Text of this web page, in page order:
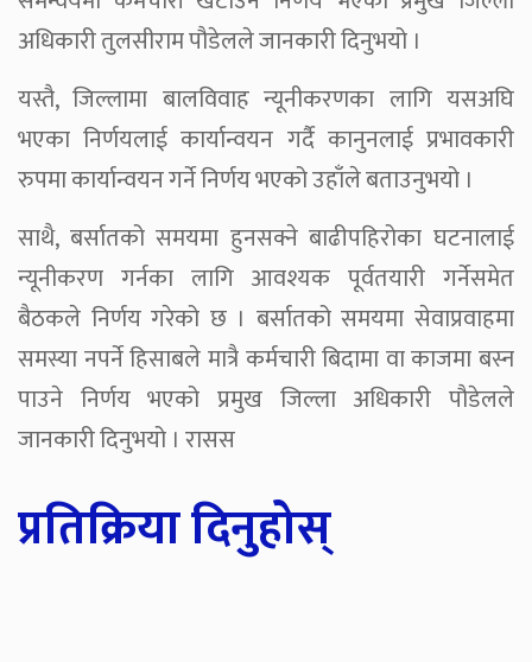
अधिकारी तुलसीराम पौडेलले जानकारी दिनुभयो ।
यस्तै, जिल्लामा बालविवाह न्यूनीकरणका लागि यसअघि
भएका निर्णयलाई कार्यान्वयन गर्दै कानुनलाई प्रभावकारी
रुपमा कार्यान्वयन गर्ने निर्णय भएको उहाँले बताउनुभयो ।
साथै, बर्सातको समयमा हुनसक्ने बाढीपहिरोका घटनालाई
न्यूनीकरण गर्नका लागि आवश्यक पूर्वतयारी गर्नेसमेत
बैठकले निर्णय गरेको छ । बर्सातको समयमा सेवाप्रवाहमा
समस्या नपर्ने हिसाबले मात्रै कर्मचारी बिदामा वा काजमा बस्न
पाउने निर्णय भएको प्रमुख जिल्ला अधिकारी पौडेलले
जानकारी दिनुभयो । रासस
प्रतिक्रिया दिनुहोस्